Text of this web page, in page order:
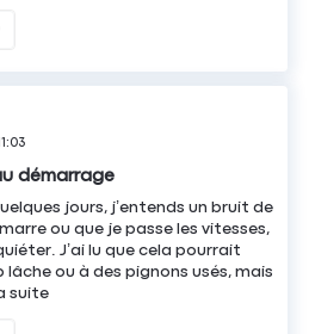
démarrage
jours, j’entends un bruit de
ou que je passe les vitesses,
J’ai lu que cela pourrait
ou à des pignons usés, mais
suite